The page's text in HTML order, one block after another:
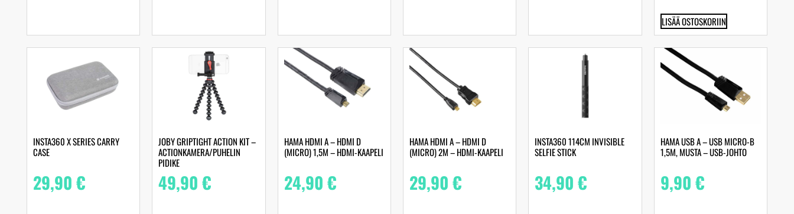
LISÄÄ OSTOSKORIIN
INSTA360 X SERIES CARRY
CASE
29,90€
JOBY GRIPTIGHT ACTION KIT –
ACTIONKAMERA/PUHELIN
PIDIKE
49,90€
HAMA HDMI A – HDMI D
(MICRO) 1,5M – HDMI-KAAPELI
24,90€
HAMA HDMI A – HDMI D
(MICRO) 2M – HDMI-KAAPELI
29,90€
INSTA360 114CM INVISIBLE
SELFIE STICK
34,90€
HAMA USB A – USB MICRO-B
1,5M, MUSTA – USB-JOHTO
9,90€